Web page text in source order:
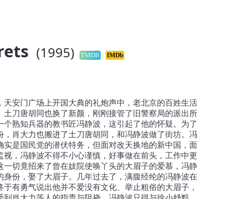
(1995) TMDB
IMDb
安门广场上开国大典的礼炮声中，老北京的百姓生活
土刀唐胡同也换了新颜，刚刚接管了旧警察局的派出所
个熟知兵器的教书匠冯静波，这引起了他的怀疑。为了
，肖大力也搬进了土刀唐胡同，和冯静波做了街坊。冯
实是国民党的潜伏特务，但面对改天换地的新中国，面
视，冯静波不得不小心谨慎，好事做在前头，工作中更
一切竟招来了曾在妓院使唤丫头的大眉子的爱慕，冯静
身份，娶了大眉子。几年过去了，满腹经纶的冯静波在
于有勇气说出他并不爱没有文化、举止粗俗的大眉子，